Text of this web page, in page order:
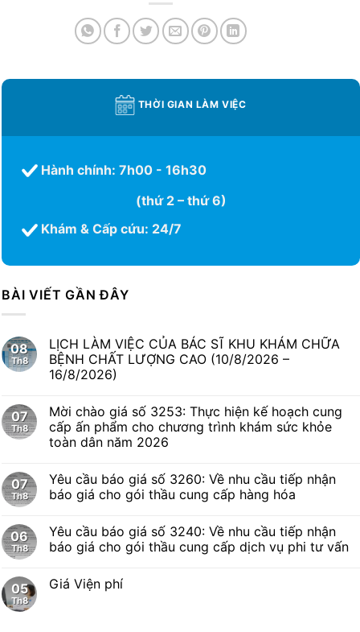
THỜI GIAN LÀM VIỆC
Hành chính: 7h00 - 16h30
(thứ 2 – thứ 6)
Khám & Cấp cứu: 24/7
BÀI VIẾT GẦN ĐÂY
08
Th8
LỊCH LÀM VIỆC CỦA BÁC SĨ KHU KHÁM CHỮA
BỆNH CHẤT LƯỢNG CAO (10/8/2026 –
16/8/2026)
07
Th8
Mời chào giá số 3253: Thực hiện kế hoạch cung
cấp ấn phẩm cho chương trình khám sức khỏe
toàn dân năm 2026
07
Th8
Yêu cầu báo giá số 3260: Về nhu cầu tiếp nhận
báo giá cho gói thầu cung cấp hàng hóa
06
Th8
Yêu cầu báo giá số 3240: Về nhu cầu tiếp nhận
báo giá cho gói thầu cung cấp dịch vụ phi tư vấn
05
Th8
Giá Viện phí